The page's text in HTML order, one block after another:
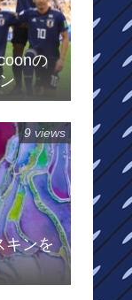
の
キンを
9 views